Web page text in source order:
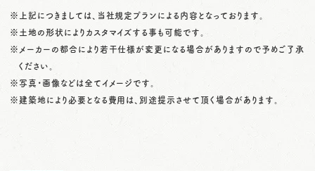
※上記につきましては、当社規定プランによる内容となっております。
※土地の形状によりカスタマイズする事も可能です。
※メーカーの都合により若干仕様が変更になる場合がありますので予めご了承
ください。
※写真・画像などは全てイメージです。
※建築地により必要となる費用は、別途提示させて頂く場合があります。